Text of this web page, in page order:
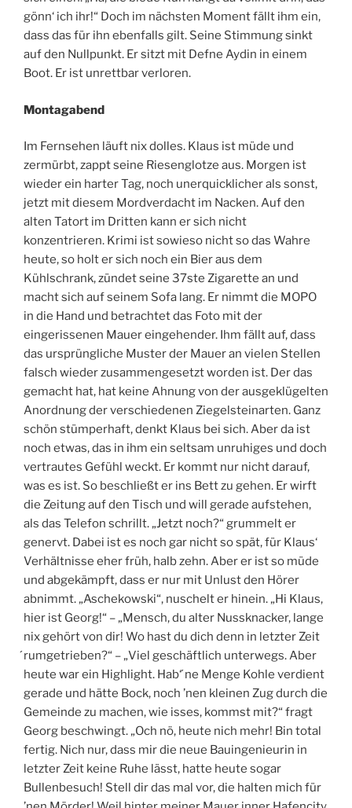
gönn‘ ich ihr!“ Doch im nächsten Moment fällt ihm ein,
dass das für ihn ebenfalls gilt. Seine Stimmung sinkt
auf den Nullpunkt. Er sitzt mit Defne Aydin in einem
Boot. Er ist unrettbar verloren.
Montagabend
Im Fernsehen läuft nix dolles. Klaus ist müde und
zermürbt, zappt seine Riesenglotze aus. Morgen ist
wieder ein harter Tag, noch unerquicklicher als sonst,
jetzt mit diesem Mordverdacht im Nacken. Auf den
alten Tatort im Dritten kann er sich nicht
konzentrieren. Krimi ist sowieso nicht so das Wahre
heute, so holt er sich noch ein Bier aus dem
Kühlschrank, zündet seine 37ste Zigarette an und
macht sich auf seinem Sofa lang. Er nimmt die MOPO
in die Hand und betrachtet das Foto mit der
eingerissenen Mauer eingehender. Ihm fällt auf, dass
das ursprüngliche Muster der Mauer an vielen Stellen
falsch wieder zusammengesetzt worden ist. Der das
gemacht hat, hat keine Ahnung von der ausgeklügelten
Anordnung der verschiedenen Ziegelsteinarten. Ganz
schön stümperhaft, denkt Klaus bei sich. Aber da ist
noch etwas, das in ihm ein seltsam unruhiges und doch
vertrautes Gefühl weckt. Er kommt nur nicht darauf,
was es ist. So beschließt er ins Bett zu gehen. Er wirft
die Zeitung auf den Tisch und will gerade aufstehen,
als das Telefon schrillt. „Jetzt noch?“ grummelt er
genervt. Dabei ist es noch gar nicht so spät, für Klaus‘
Verhältnisse eher früh, halb zehn. Aber er ist so müde
und abgekämpft, dass er nur mit Unlust den Hörer
abnimmt. „Aschekowski“, nuschelt er hinein. „Hi Klaus,
hier ist Georg!“ – „Mensch, du alter Nussknacker, lange
nix gehört von dir! Wo hast du dich denn in letzter Zeit
́rumgetrieben?“ – „Viel geschäftlich unterwegs. Aber
heute war ein Highlight. Hab‘ ́ne Menge Kohle verdient
gerade und hätte Bock, noch ’nen kleinen Zug durch die
Gemeinde zu machen, wie isses, kommst mit?“ fragt
Georg beschwingt. „Och nö, heute nich mehr! Bin total
fertig. Nich nur, dass mir die neue Bauingenieurin in
letzter Zeit keine Ruhe lässt, hatte heute sogar
Bullenbesuch! Stell dir das mal vor, die halten mich für